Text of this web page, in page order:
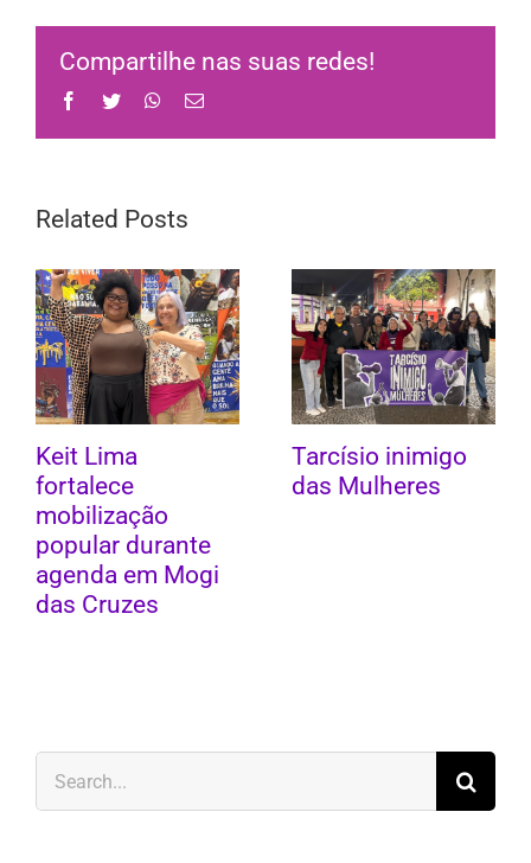
Compartilhe nas suas redes!
Facebook
Twitter WhatsApp
Email
Related Posts
Keit Lima
fortalece
mobilização
popular durante
agenda em Mogi
das Cruzes
Tarcísio inimigo
das Mulheres
for: